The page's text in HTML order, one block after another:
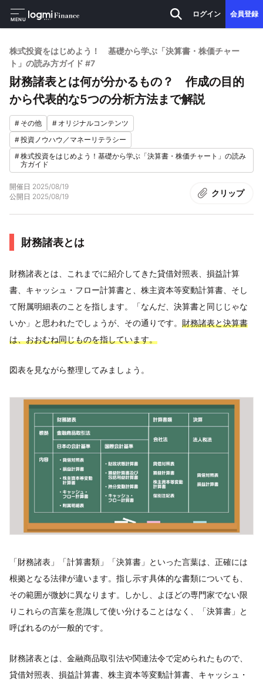
MENU
ログイン 会員登録
株式投資をはじめよう！ 基礎から学ぶ「決算書・株価チャー
ト」の読み方ガイド #7
財務諸表とは何が分かるもの？ 作成の目的
から代表的な5つの分析方法まで解説
# その他 # オリジナルコンテンツ
#投資ノウハウ／マネーリテラシー
#株式投資をはじめよう！基礎から学ぶ「決算書・株価チャート」の読み
方ガイド
開催日 2025/08/19
公開日 2025/08/19 クリップ
財務諸表とは
財務諸表とは、これまでに紹介してきた貸借対照表、損益計算
書、キャッシュ・フロー計算書と、株主資本等変動計算書、そし
て附属明細表のことを指します。「なんだ、決算書と同じじゃな
いか」と思われたでしょうが、その通りです。 財務諸表と決算書
は、おおむね同じものを指しています。
図表を見ながら整理してみましょう。
「財務諸表」「計算書類」「決算書」といった言葉は、正確には
根拠となる法律が違います。指し示す具体的な書類についても、
その範囲が微妙に異なります。しかし、よほどの専門家でない限
りこれらの言葉を意識して使い分けることはなく、「決算書」と
呼ばれるのが一般的です。
財務諸表とは、金融商品取引法や関連法令で定められたもので、
貸借対照表、損益計算書、株主資本等変動計算書、キャッシュ・